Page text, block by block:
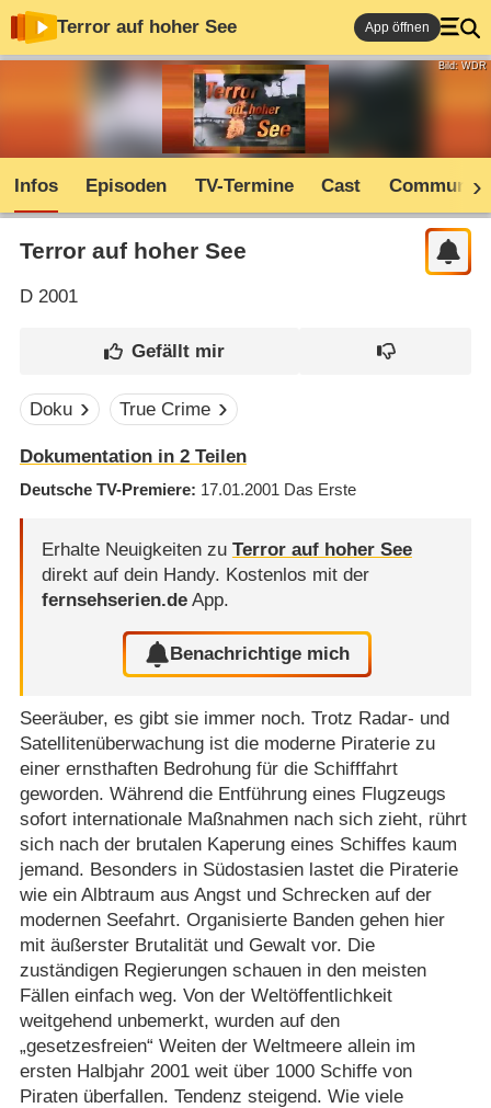
Terror auf hoher See App öffnen
Bild: WDR
Infos Episoden TV-Termine Cast Community
Terror auf hoher See
D2001
Doku True Crime
Dokumentation in 2 Teilen
Deutsche TV-Premiere 17.01.2001 Das Erste
Erhalte Neuigkeiten zu Terror auf hoher See
direkt auf dein Handy. Kostenlos mit der
fernsehserien.deApp.
Benachrichtige mich
Seeräuber, es gibt sie immer noch. Trotz Radar- und
Satellitenüberwachung ist die moderne Piraterie zu
einer ernsthaften Bedrohung für die Schifffahrt
geworden. Während die Entführung eines Flugzeugs
sofort internationale Maßnahmen nach sich zieht, rührt
sich nach der brutalen Kaperung eines Schiffes kaum
jemand. Besonders in Südostasien lastet die Piraterie
wie ein Albtraum aus Angst und Schrecken auf der
modernen Seefahrt. Organisierte Banden gehen hier
mit äußerster Brutalität und Gewalt vor. Die
zuständigen Regierungen schauen in den meisten
Fällen einfach weg. Von der Weltöffentlichkeit
weitgehend unbemerkt, wurden auf den
„gesetzesfreien“ Weiten der Weltmeere allein im
ersten Halbjahr 2001 weit über 1000 Schiffe von
Piraten überfallen. Tendenz steigend. Wie viele